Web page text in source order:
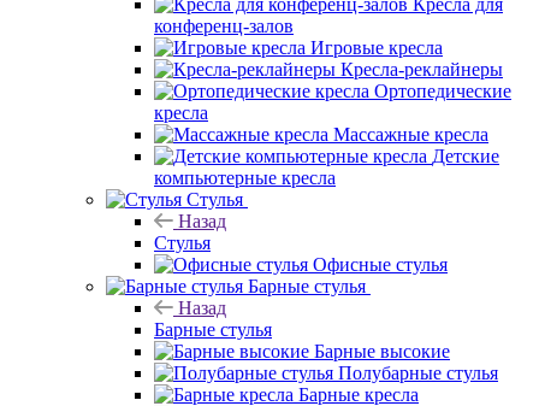
Кресла для
конференц-залов
Игровые кресла
Кресла-реклайнеры
Ортопедические
кресла
Массажные кресла
Детские
компьютерные кресла
Стулья
Назад
Стулья
Офисные стулья
Барные стулья
Назад
Барные стулья
Барные высокие
Полубарные стулья
Барные кресла